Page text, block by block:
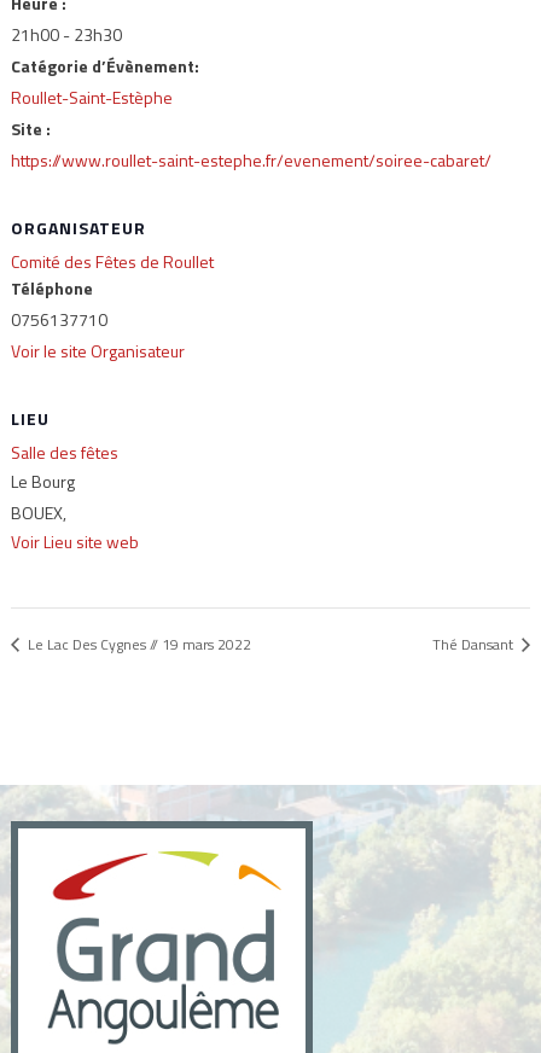
21h00 - 23h30
Catégorie d’Évènement:
Roullet-Saint-Estèphe
Site :
https://www.roullet-saint-estephe.fr/evenement/soiree-cabaret/
LIEU
Salle des fêtes
Le Bourg
BOUEX,
Voir Lieu site web
ORGANISATEUR
Comité des Fêtes de Roullet
Téléphone
0756137710
Voir le site Organisateur
Le Lac Des Cygnes // 19 mars 2022 Thé Dansant